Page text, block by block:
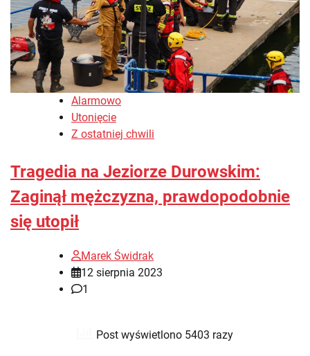
Alarmowo
Utonięcie
Z ostatniej chwili
Tragedia na Jeziorze Durowskim:
Zaginął mężczyzna, prawdopodobnie
się utopił
Marek Świdrak
12 sierpnia 2023
1
Post wyświetlono 5403 razy